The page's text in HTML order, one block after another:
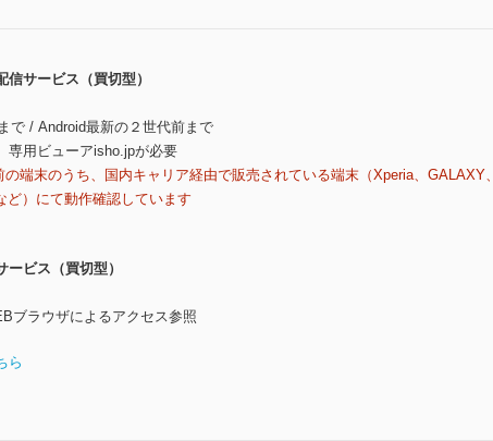
信サービス（買切型）
で / Android最新の２世代前まで
専用ビューアisho.jpが必要
端末のうち、国内キャリア経由で販売されている端末（Xperia、GALAXY、
ど）にて動作確認しています
ービス（買切型）
ブラウザによるアクセス参照
ら